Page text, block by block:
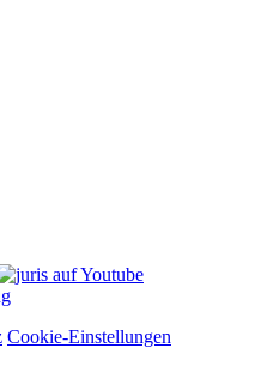
Cookie-Einstellungen